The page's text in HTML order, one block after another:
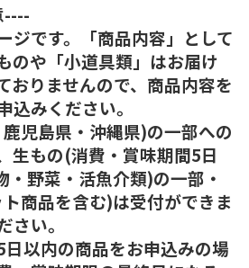
----
ジです。「商品内容」として
のや「小道具類」はお届け
おりませんので、商品内容を
込みください。
児島県・沖縄県)の一部への
生もの(消費・賞味期間5日
野菜・活魚介類)の一部・
商品を含む)は受付ができま
さい。
以内の商品をお申込みの場